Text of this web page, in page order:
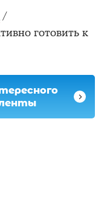
/
готовить к